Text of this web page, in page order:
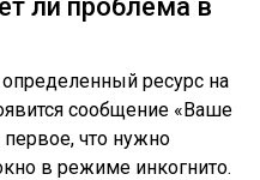
ли проблема в
ресурс на
сообщение «Ваше
что нужно
в режиме инкогнито.